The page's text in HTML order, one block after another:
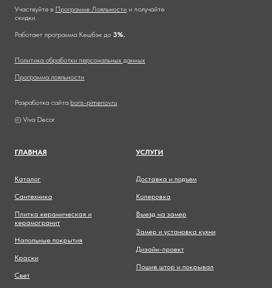
Участвуйте в Программе Лояльности и получайте
скидки.
Работает программа Кешбэк до 3%.
Политика обработки персональных данных
Программа лояльности
Разработка сайта boris-pimenov.ru
© Viva Decor
ГЛАВНАЯ
Каталог
Сантехника
Плитка керамическая и
керамогранит
Напольные покрытия
Краски
Свет
УСЛУГИ
Доставка и подъем
Колеровка
Выезд на замер
Замер и установка кухни
Дизайн-проект
Пошив штор и покрывал